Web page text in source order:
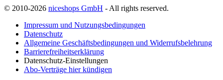
© 2010-2026 niceshops GmbH - All rights reserved.
Impressum und Nutzungsbedingungen
Datenschutz
Allgemeine Geschäftsbedingungen und Widerrufsbelehrung
Barrierefreiheitserklärung
Datenschutz-Einstellungen
Abo-Verträge hier kündigen